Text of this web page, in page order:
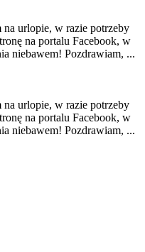
urlopie, w razie potrzeby
na portalu Facebook, w
niebawem! Pozdrawiam, ...
urlopie, w razie potrzeby
na portalu Facebook, w
niebawem! Pozdrawiam, ...